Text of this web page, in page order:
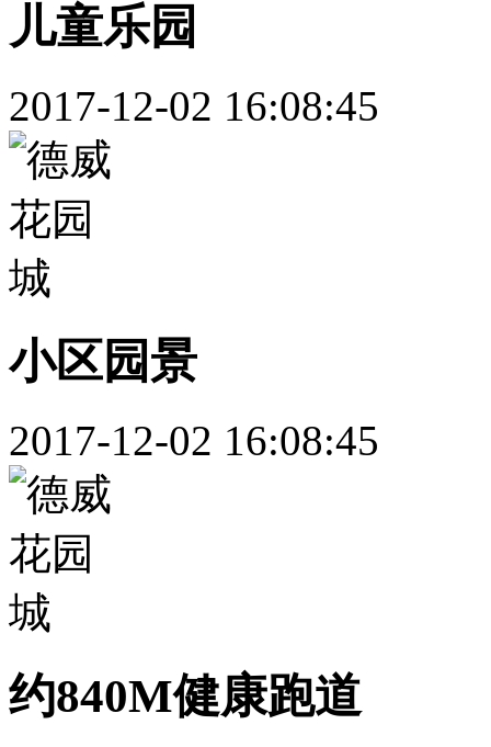
儿童乐园
2017-12-02 16:08:45
小区园景
2017-12-02 16:08:45
约840M健康跑道